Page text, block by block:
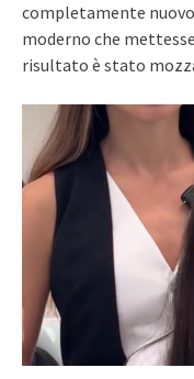
completamente
moderno che
risultato è stato